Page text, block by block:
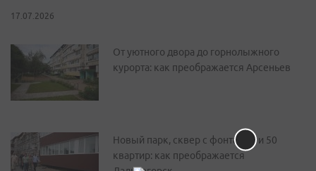
17.07.2026
От уютного двора до горнолыжного
курорта: как преображается Арсеньев
Новый парк, сквер с фонтаном и 50
квартир: как преображается